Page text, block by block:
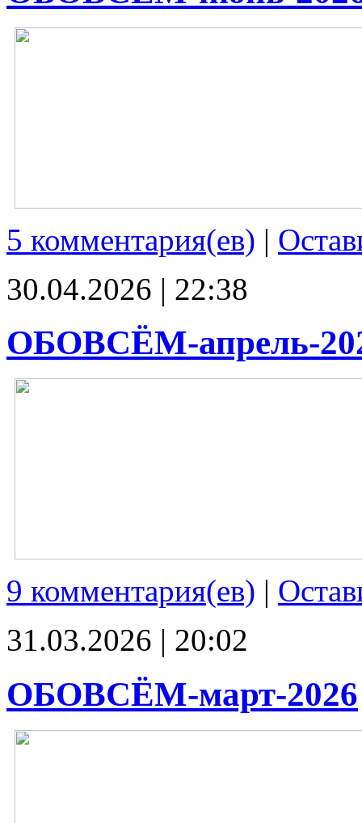
5 комментария(ев) |
30.04.2026 | 22:38
ОБОВСЁМ-апрель-
9 комментария(ев) |
31.03.2026 | 20:02
ОБОВСЁМ-март-2026